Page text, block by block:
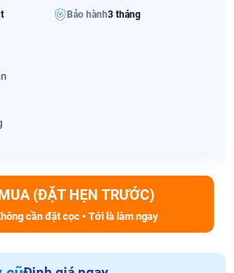
Bảo hành3 tháng
(ĐẶT HẸN TRƯỚC)
cần đặt cọc • Tới là làm ngay